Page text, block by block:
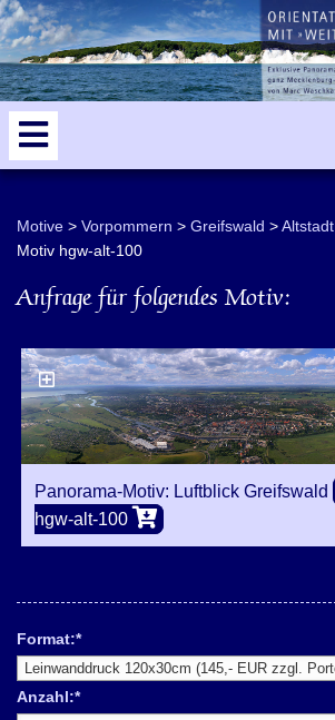
Motive Vorpommern Greifswald Altstadt
Motiv hgw-alt-100
Anfrage für folgendes Motiv:
Panorama-Motiv: Luftblick Greifswald
hgw-alt-100
Format:*
Anzahl:*
5